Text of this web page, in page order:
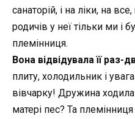
санаторій, і на ліки, на
родичів у неї тільки ми і
племінниця.
Вона відвідувала її раз-
плиту, холодильник і
вівчарку! Дружина
матері пес? Та племінниця